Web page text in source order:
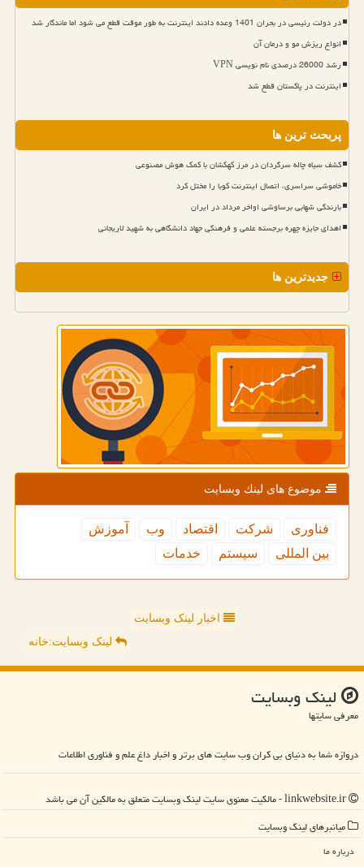
در دولت رئیسی در بحران 1401 وعده دادند اینترنت به طور موقت قطع می شود اما ماندگار شد
انواع ریزش مو و درمان آن
رشد 26000 درصدی نام نویسی VPN
اینترنت در پاکستان قطع شد
پربحث ترین ها
کشف سیاه چاله سرگردان در مرز کهکشان با کمک هوش مصنوعی
خاموشی سراسری، اتصال اینترنت کوبا را مختل کرد
بارندگی شهابی برساوشی اواخر مرداد در ایران
اهدای جایزه چهره برجسته علمی و فرهنگی جهاد دانشگاهی به شهید لاریجانی
جدیدترین ها
موضوع های لینك وبسایت
فناوری شركت اقتصاد وب
آموزش
بین المللی
سیستم خدمات
اخبار لینک وبسایت
لینک وبسایت:خانه
لینك وبسایت
معرفی سایتها
دروازه شما به دنیای بی کران وب سایت های برتر و اخبار داغ علم و فناوری اطلاعات
میانبرهای لینك وبسایت
درباره ما